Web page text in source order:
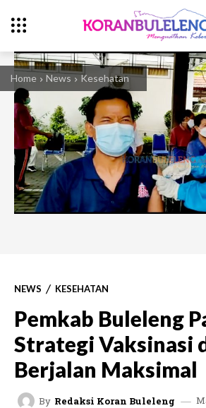
Home News Kesehatan
NEWS KESEHATAN
Pemkab Buleleng
Strategi Vaksinasi
Berjalan Maksimal
By Redaksi Koran Buleleng